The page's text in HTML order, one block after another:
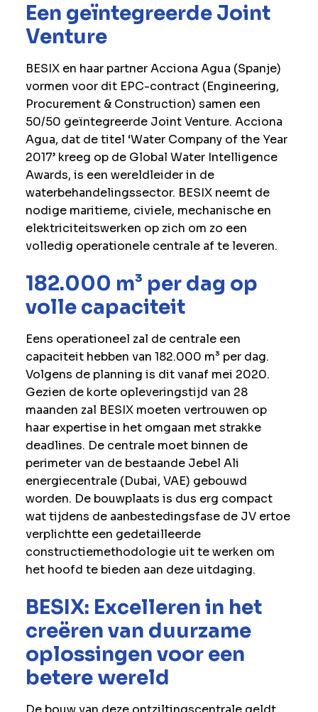
Een geïntegreerde Joint
Venture
BESIX en haar partner Acciona Agua (Spanje)
vormen voor dit EPC-contract (Engineering,
Procurement & Construction) samen een
50/50 geïntegreerde Joint Venture. Acciona
Agua, dat de titel ‘Water Company of the Year
2017’ kreeg op de Global Water Intelligence
Awards, is een wereldleider in de
waterbehandelingssector. BESIX neemt de
nodige maritieme, civiele, mechanische en
elektriciteitswerken op zich om zo een
volledig operationele centrale af te leveren.
182.000 m³ per dag op
volle capaciteit
Eens operationeel zal de centrale een
capaciteit hebben van 182.000 m³ per dag.
Volgens de planning is dit vanaf mei 2020.
Gezien de korte opleveringstijd van 28
maanden zal BESIX moeten vertrouwen op
haar expertise in het omgaan met strakke
deadlines. De centrale moet binnen de
perimeter van de bestaande Jebel Ali
energiecentrale (Dubai, VAE) gebouwd
worden. De bouwplaats is dus erg compact
wat tijdens de aanbestedingsfase de JV ertoe
verplichtte een gedetailleerde
constructiemethodologie uit te werken om
het hoofd te bieden aan deze uitdaging.
BESIX: Excelleren in het
creëren van duurzame
oplossingen voor een
betere wereld